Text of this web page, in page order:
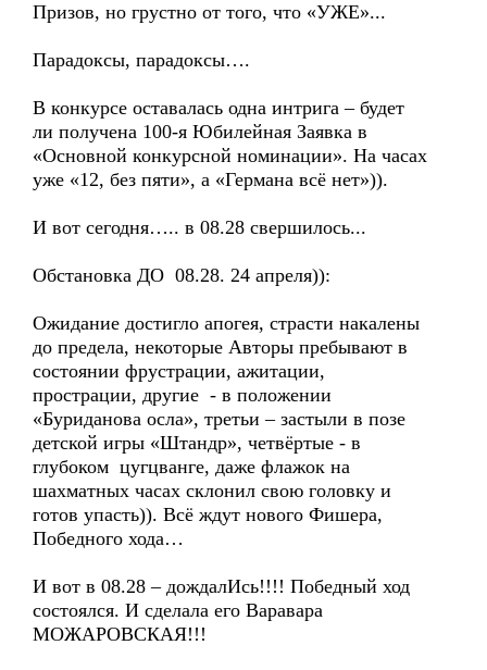
Призов, но грустно от того, что «УЖЕ»...
Парадоксы, парадоксы….
В конкурсе оставалась одна интрига – будет
ли получена 100-я Юбилейная Заявка в
«Основной конкурсной номинации». На часах
уже «12, без пяти», а «Германа всё нет»)).
И вот сегодня….. в 08.28 свершилось...
Обстановка ДО 08.28. 24 апреля)):
Ожидание достигло апогея, страсти накалены
до предела, некоторые Авторы пребывают в
состоянии фрустрации, ажитации,
прострации, другие - в положении
«Буриданова осла», третьи – застыли в позе
детской игры «Штандр», четвёртые - в
глубоком цугцванге, даже флажок на
шахматных часах склонил свою головку и
готов упасть)). Всё ждут нового Фишера,
Победного хода…
И вот в 08.28 – дождалИсь!!!! Победный ход
состоялся. И сделала его Варавара
МОЖАРОВСКАЯ!!!